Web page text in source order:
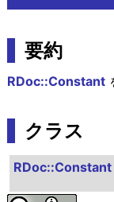
要約
RDoc::Constant
クラス
RDoc::Constant